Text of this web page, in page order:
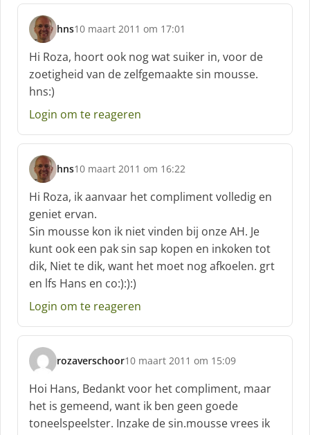
hns
s
c
h
r
e
e
f
:
10 maart 2011 om 17:01
Hi Roza, hoort ook nog wat suiker in, voor de
zoetigheid van de zelfgemaakte sin mousse.
hns:)
Login om te reageren
hns
s
c
h
r
e
e
f
10 maart 2011 om 16:22
Hi Roza, ik aanvaar het compliment volledig en
geniet ervan.
Sin mousse kon ik niet vinden bij onze AH. Je
kunt ook een pak sin sap kopen en inkoken tot
dik, Niet te dik, want het moet nog afkoelen. grt
en lfs Hans en co:):):)
Login om te reageren
rozaverschoor
s
c
h
r
e
10 maart 2011 om 15:09
Hoi Hans, Bedankt voor het compliment, maar
het is gemeend, want ik ben geen goede
toneelspeelster. Inzake de sin.mousse vrees ik